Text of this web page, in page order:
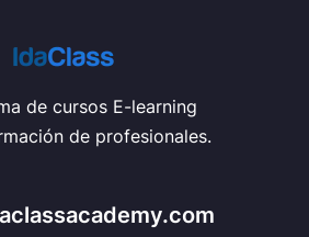
de cursos E-learning
de profesionales.